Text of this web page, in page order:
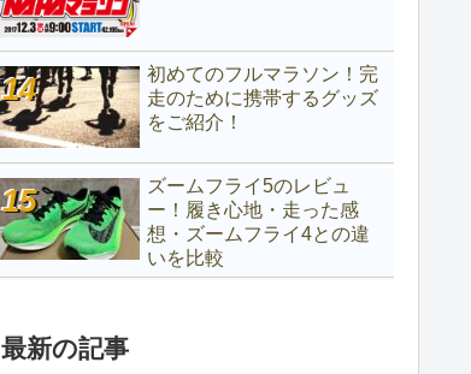
初めてのフルマラソン！完
走のために携帯するグッズ
をご紹介！
ズームフライ5のレビュ
ー！履き心地・走った感
想・ズームフライ4との違
いを比較
最新の記事